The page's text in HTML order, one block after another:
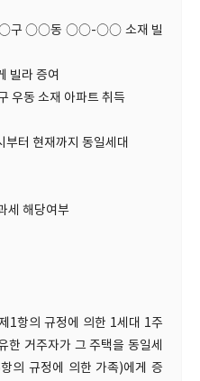
구 ○○동 ○○-○○ 소재 빌
빌라 증여
우동 소재 아파트 취득
터 현재까지 동일세대
세 해당여부
1항의 규정에 의한 1세대 1주
한 거주자가 그 주택을 동일세
의 규정에 의한 가족)에게 증